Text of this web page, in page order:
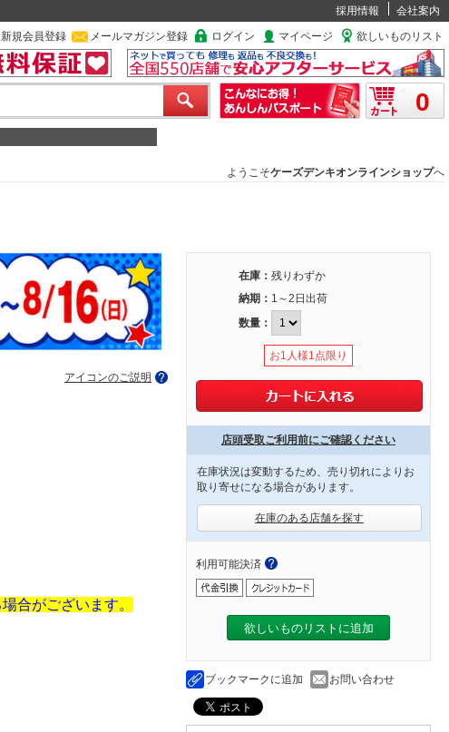
採用情報
会社案内
新規会員登録 メールマガジン登録 ログイン マイページ 欲しいものリスト
0
ようこそケーズデンキオンラインショップへ
アイコンのご説明
合がございます。
在庫： 残りわずか
納期： 1～2日出荷
数量：
お1人様1点限り
店頭受取ご利用前にご確認ください
在庫状況は変動するため、売り切れによりお
取り寄せになる場合があります。
在庫のある店舗を探す
利用可能決済
欲しいものリストに追加
ブックマークに追加 お問い合わせ